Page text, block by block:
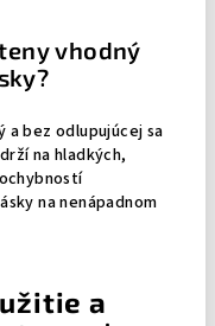
vhodný
a bez odlupujúcej sa
na hladkých,
na nenápadnom
a